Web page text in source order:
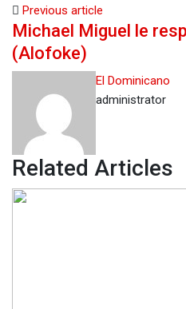
Previous article
Michael Miguel le
(Alofoke)
El Dominicano
administrator
Related Articles